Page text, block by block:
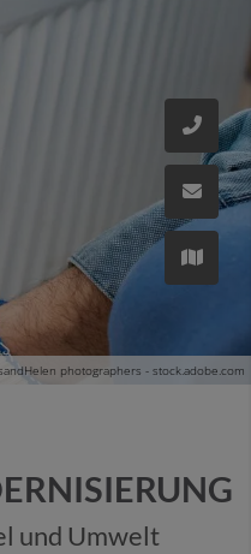
photographers - stock.adobe.com
und Umwelt